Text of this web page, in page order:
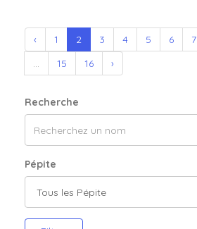
‹ 1 2 3 4 5 6 7
...
15 16 ›
Recherche
Pépite